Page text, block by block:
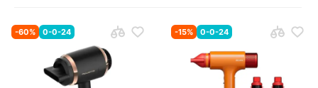
-60% 0-0-24 -15% 0-0-24